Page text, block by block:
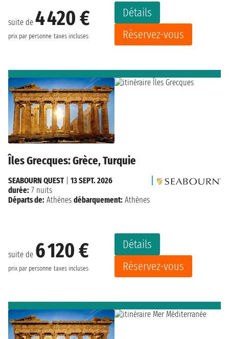
suite de 4 420 €
prix par personne taxes incluses
Détails
Réservez-vous
Îles Grecques: Grèce, Turquie
suite de 6 120 €
prix par personne taxes incluses
Détails
Réservez-vous
SEABOURN QUEST| 13 SEPT. 2026
durée: 7 nuits
Départs de: Athènes débarquement: Athènes